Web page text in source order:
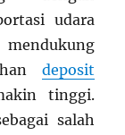
udara
deposit
tinggi.
salah